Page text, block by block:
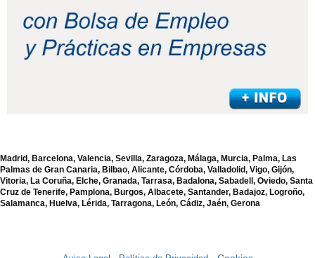
Madrid, Barcelona, Valencia, Sevilla, Zaragoza, Málaga, Murcia, Palma, Las
Palmas de Gran Canaria, Bilbao, Alicante, Córdoba, Valladolid, Vigo, Gijón,
Vitoria, La Coruña, Elche, Granada, Tarrasa, Badalona, Sabadell, Oviedo, Santa
Cruz de Tenerife, Pamplona, Burgos, Albacete, Santander, Badajoz, Logroño,
Salamanca, Huelva, Lérida, Tarragona, León, Cádiz, Jaén, Gerona